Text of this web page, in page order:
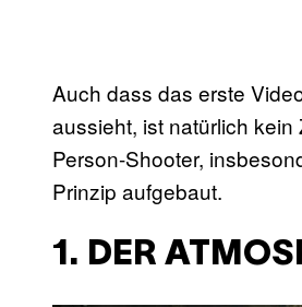
Auch dass das erste
aussieht, ist natürlich kein
Person-Shooter,
Prinzip aufgebaut.
1. DER